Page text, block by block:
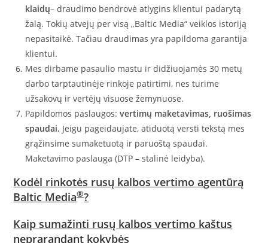
klaidų– draudimo bendrovė atlygins klientui padarytą
žalą. Tokių atvejų per visą „Baltic Media“ veiklos istoriją
nepasitaikė. Tačiau draudimas yra papildoma garantija
klientui.
Mes dirbame pasaulio mastu ir didžiuojamės 30 metų
darbo tarptautinėje rinkoje patirtimi, nes turime
užsakovų ir vertėjų visuose žemynuose.
Papildomos paslaugos:vertimų maketavimas, ruošimas
spaudai. Jeigu pageidaujate, atiduotą versti tekstą mes
grąžinsime sumaketuotą ir paruoštą spaudai.
Maketavimo paslauga (DTP – stalinė leidyba).
Kodėl rinkotės rusų kalbos vertimo agentūrą
Baltic Media®?
Kaip sumažinti rusų kalbos vertimo kaštus
neprarandant kokybės